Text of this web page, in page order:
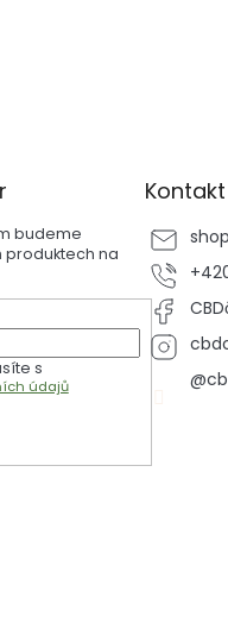
budeme
produktech na
s
údajů
Kontakt
shop